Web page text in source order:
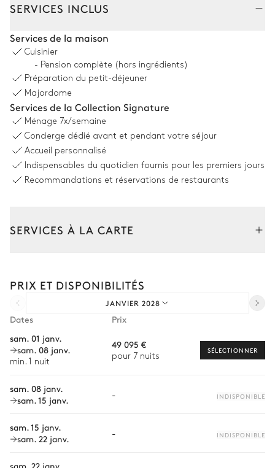
Double transats
10Transats
Pergola
Douche extérieure
Piscine
Dimensions : L = 13m, l = 5m,
Terrasse
Table 15Fauteuils
2Fontaines
SERVICES INCLUS
Services de la maison
Cuisinier
- Pension complète (hors ingrédients)
Préparation du petit-déjeuner
Majordome
Services de la Collection Signature
Ménage 7x/semaine
Concierge dédié avant et pendant votre séjour
Accueil personnalisé
Indispensables du quotidien fournis pour les premiers jours
Recommandations et réservations de restaurants
SERVICES À LA CARTE
Transfert à l'arrivée et au départ
Courses livrées avant l'arrivée
Chef à domicile
Bien-être à domicile
Location de vélo
PRIX ET DISPONIBILITÉS
JANVIER 2028
Dates
Prix
sam. 01 janv.
sam. 08 janv.
min. 1 nuit
49 095 €
pour 7 nuits
SÉLECTIONNER
sam. 08 janv.
sam. 15 janv.
- INDISPONIBLE
sam. 15 janv.
sam. 22 janv.
- INDISPONIBLE
sam. 22 janv.